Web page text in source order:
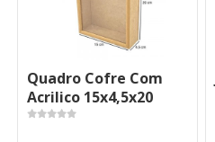
Quadro Cofre Com
Acrilico 15x4,5x20